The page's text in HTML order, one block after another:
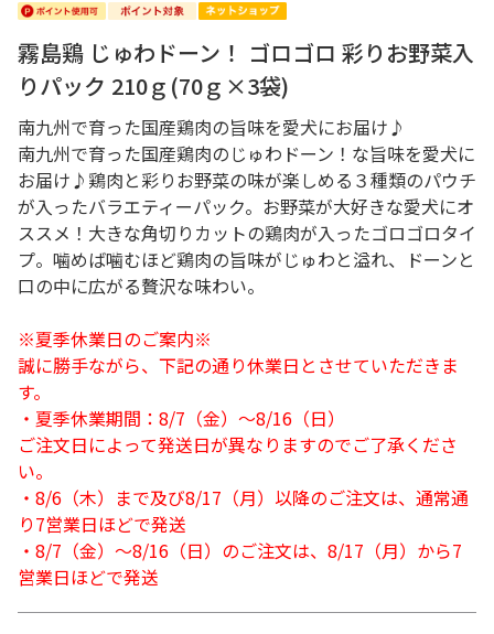
霧島鶏 じゅわドーン！ ゴロゴロ 彩りお野菜入
りパック 210ｇ(70ｇ×3袋)
南九州で育った国産鶏肉の旨味を愛犬にお届け♪
南九州で育った国産鶏肉のじゅわドーン！な旨味を愛犬に
お届け♪鶏肉と彩りお野菜の味が楽しめる３種類のパウチ
が入ったバラエティーパック。お野菜が大好きな愛犬にオ
ススメ！大きな角切りカットの鶏肉が入ったゴロゴロタイ
プ。噛めば噛むほど鶏肉の旨味がじゅわと溢れ、ドーンと
口の中に広がる贅沢な味わい。
※夏季休業日のご案内※
誠に勝手ながら、下記の通り休業日とさせていただきま
す。
・夏季休業期間：8/7（金）～8/16（日）
ご注文日によって発送日が異なりますのでご了承くださ
い。
・8/6（木）まで及び8/17（月）以降のご注文は、通常通
り7営業日ほどで発送
・8/7（金）～8/16（日）のご注文は、8/17（月）から7
営業日ほどで発送